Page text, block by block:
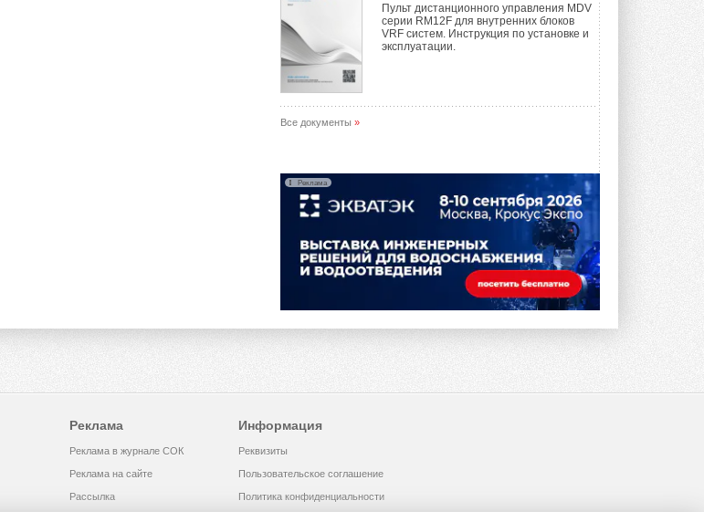
Пульт дистанционного управления MDV
серии RM12F для внутренних блоков
VRF систем. Инструкция по установке и
эксплуатации.
Все документы »
Реклама
Реклама
Реклама в журнале СОК
Реклама на сайте
Рассылка
Информация
Реквизиты
Пользовательское соглашение
Политика конфиденциальности